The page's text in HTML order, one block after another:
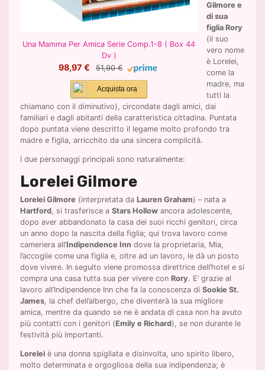
Una Mamma Per Amica Serie Comp.1-8 ( Box 44
Dv )
98,97 € 51,90 €
Acquista ora
Gilmore e
di sua
figlia Rory
(il suo
vero nome
è Lorelei,
come la
madre, ma
tutti la
chiamano con il diminutivo), circondate dagli amici, dai
familiari e dagli abitanti della caratteristica cittadina. Puntata
dopo puntata viene descritto il legame molto profondo tra
madre e figlia, arricchito da una sincera complicità.
I due personaggi principali sono naturalmente:
Lorelei Gilmore
Lorelei Gilmore (interpretata da Lauren Graham) – nata a
Hartford, si trasferisce aStars Hollow ancora adolescente,
dopo aver abbandonato la casa dei suoi ricchi genitori, circa
un anno dopo la nascita della figlia; qui trova lavoro come
cameriera all’Indipendence Inn dove la proprietaria, Mia,
l’accoglie come una figlia e, oltre ad un lavoro, le dà un posto
dove vivere. In seguito viene promossa direttrice dell’hotel e si
compra una casa tutta sua per vivere con Rory. E’ grazie al
lavoro all’Indipendence Inn che fa la conoscenza diSookie St.
James, la chef dell’albergo, che diventerà la sua migliore
amica, mentre da quando se ne è andata di casa non ha avuto
più contatti con i genitori (Emily e Richard), se non durante le
festività più importanti.
Lorelei è una donna spigliata e disinvolta, uno spirito libero,
molto determinata e orgogliosa della sua indipendenza; è